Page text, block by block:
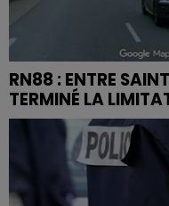
RN88 : ENTRE
TERMINÉ LA